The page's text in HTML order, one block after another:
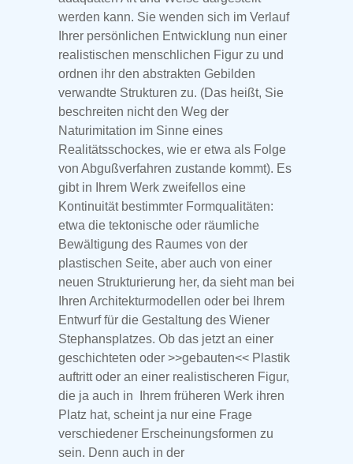
werden kann. Sie wenden sich im Verlauf
Ihrer persönlichen Entwicklung nun einer
realistischen menschlichen Figur zu und
ordnen ihr den abstrakten Gebilden
verwandte Strukturen zu. (Das heißt, Sie
beschreiten nicht den Weg der
Naturimitation im Sinne eines
Realitätsschockes, wie er etwa als Folge
von Abgußverfahren zustande kommt). Es
gibt in Ihrem Werk zweifellos eine
Kontinuität bestimmter Formqualitäten:
etwa die tektonische oder räumliche
Bewältigung des Raumes von der
plastischen Seite, aber auch von einer
neuen Strukturierung her, da sieht man bei
Ihren Architekturmodellen oder bei Ihrem
Entwurf für die Gestaltung des Wiener
Stephansplatzes. Ob das jetzt an einer
geschichteten oder >>gebauten<< Plastik
auftritt oder an einer realistischeren Figur,
die ja auch in Ihrem früheren Werk ihren
Platz hat, scheint ja nur eine Frage
verschiedener Erscheinungsformen zu
sein. Denn auch in der